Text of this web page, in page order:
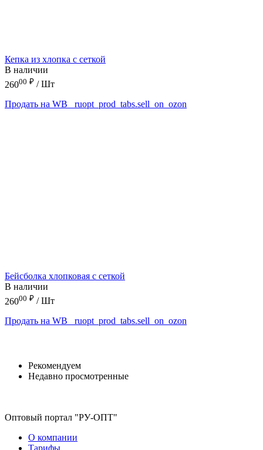
Кепка из хлопка с сеткой
В наличии
26000 ₽ / Шт
Продать на WB
_ruopt_prod_tabs.sell_on_ozon
Бейсболка хлопковая с сеткой
В наличии
26000 ₽ / Шт
Продать на WB
_ruopt_prod_tabs.sell_on_ozon
Рекомендуем
Недавно просмотренные
Оптовый портал "РУ-ОПТ"
О компании